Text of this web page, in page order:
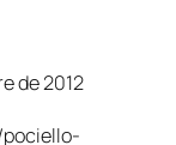
de 2012